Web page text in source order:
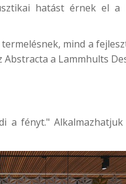
hatást érnek el
mind a
a Lammhults
a fényt."